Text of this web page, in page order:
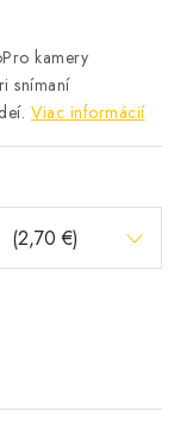
kamery
snímaní
Viac informácií